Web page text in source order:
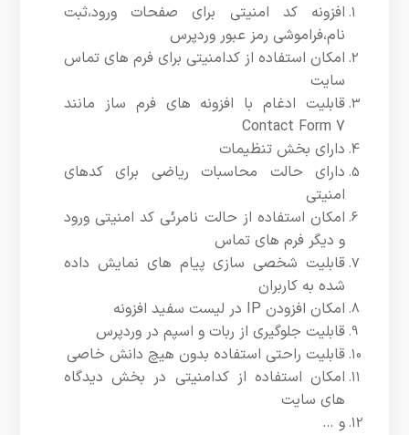
افزونه کد امنیتی برای صفحات ورود،ثبت
نام،فراموشی رمز عبور وردپرس
امکان استفاده از کدامنیتی برای فرم های تماس
سایت
قابلیت ادغام با افزونه های فرم ساز مانند
Contact Form 7
دارای بخش تنظیمات
دارای حالت محاسبات ریاضی برای کدهای
امنیتی
امکان استفاده از حالت نامرئی کد امنیتی ورود
و دیگر فرم های تماس
قابلیت شخصی سازی پیام های نمایش داده
شده به کاربران
امکان افزودن IP در لیست سفید افزونه
قابلیت جلوگیری از ربات و اسپم در وردپرس
قابلیت راحتی استفاده بدون هیچ دانش خاصی
امکان استفاده از کدامنیتی در بخش دیدگاه
های سایت
و …